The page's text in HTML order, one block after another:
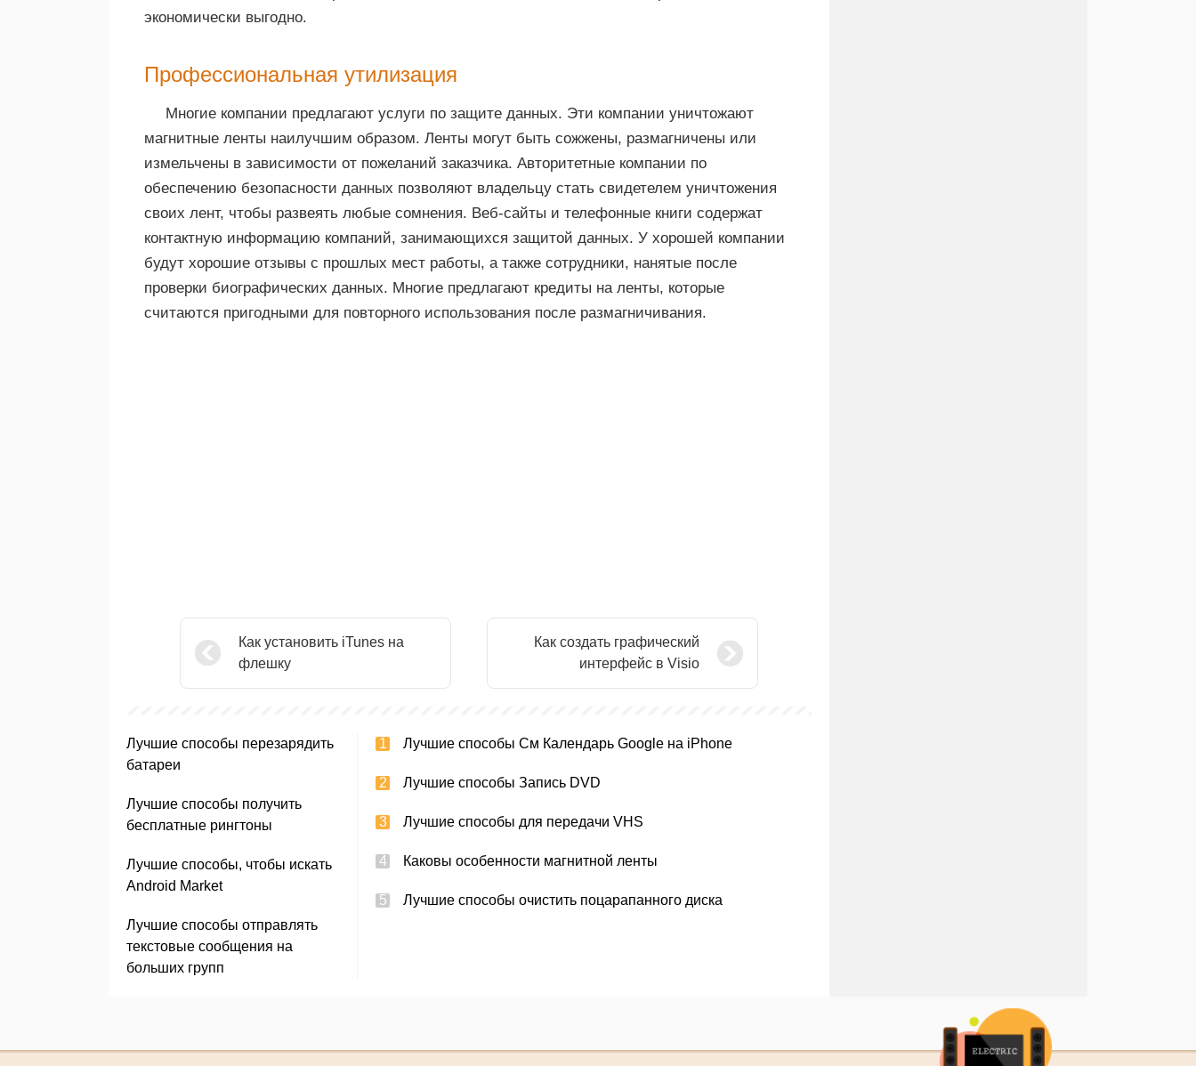
экономически выгодно.
Профессиональная утилизация
Многие компании предлагают услуги по защите данных. Эти компании уничтожают
магнитные ленты наилучшим образом. Ленты могут быть сожжены, размагничены или
измельчены в зависимости от пожеланий заказчика. Авторитетные компании по
обеспечению безопасности данных позволяют владельцу стать свидетелем уничтожения
своих лент, чтобы развеять любые сомнения. Веб-сайты и телефонные книги содержат
контактную информацию компаний, занимающихся защитой данных. У хорошей компании
будут хорошие отзывы с прошлых мест работы, а также сотрудники, нанятые после
проверки биографических данных. Многие предлагают кредиты на ленты, которые
считаются пригодными для повторного использования после размагничивания.
Как установить iTunes на
флешку
Как создать графический
интерфейс в Visio
Лучшие способы перезарядить
батареи
Лучшие способы получить
бесплатные рингтоны
Лучшие способы, чтобы искать
Android Market
Лучшие способы отправлять
текстовые сообщения на
больших групп
Лучшие способы См Календарь Google на iPhone
Лучшие способы Запись DVD
Лучшие способы для передачи VHS
Каковы особенности магнитной ленты
Лучшие способы очистить поцарапанного диска